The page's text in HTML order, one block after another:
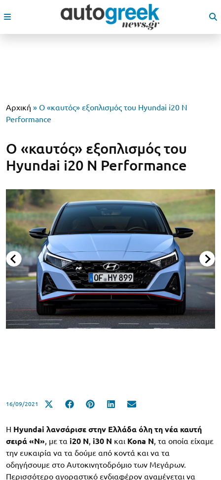
Αρχική » Ο «καυτός» εξοπλισμός του Hyundai i20 N
Performance
Ο «καυτός» εξοπλισμός του
Hyundai i20 N Performance
16/09/2021
Η Hyundai λανσάρισε στην Ελλάδα όλη τη νέα καυτή
σειρά «N», με τα i20 N, i30 N και Kona N, τα οποία είχαμε
την ευκαιρία να τα δούμε από κοντά και να τα
οδηγήσουμε στο Αυτοκινητοδρόμιο των Μεγάρων.
Περισσότερο αγοραστικό ενδιαφέρον αναμένεται να